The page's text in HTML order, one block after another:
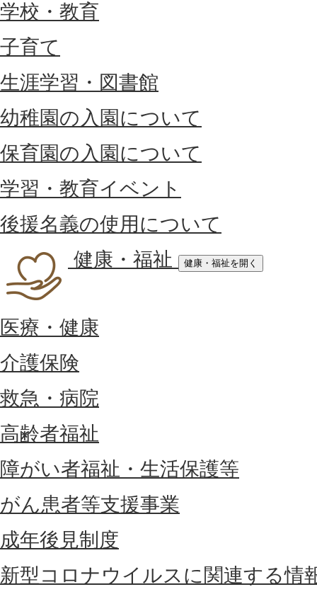
学校・教育
子育て
生涯学習・図書館
幼稚園の入園について
保育園の入園について
学習・教育イベント
後援名義の使用について
健康・福祉
健康・福祉を開く
医療・健康
介護保険
救急・病院
高齢者福祉
障がい者福祉・生活保護等
がん患者等支援事業
成年後見制度
新型コロナウイルスに関連する情